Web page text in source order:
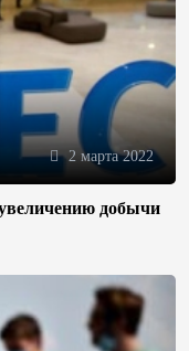
2 марта 2022
добычи